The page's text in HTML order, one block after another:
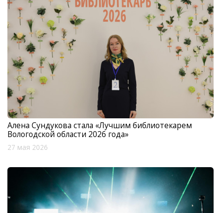
Алена Сундукова стала «Лучшим библиотекарем
Вологодской области 2026 года»
27 мая 2026